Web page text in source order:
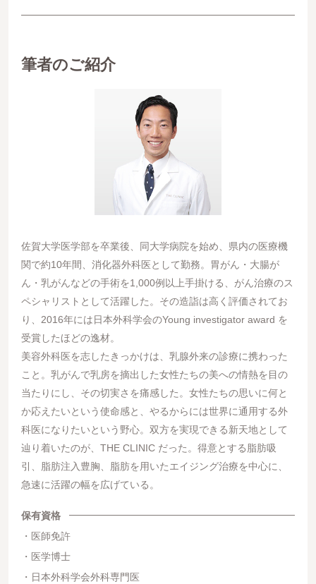
筆者のご紹介
佐賀大学医学部を卒業後、同大学病院を始め、県内の医療機
関で約10年間、消化器外科医として勤務。胃がん・大腸が
ん・乳がんなどの手術を1,000例以上手掛ける、がん治療のス
ペシャリストとして活躍した。その造詣は高く評価されてお
り、2016年には日本外科学会のYoung investigator award を
受賞したほどの逸材。
美容外科医を志したきっかけは、乳腺外来の診療に携わった
こと。乳がんで乳房を摘出した女性たちの美への情熱を目の
当たりにし、その切実さを痛感した。女性たちの思いに何と
か応えたいという使命感と、やるからには世界に通用する外
科医になりたいという野心。双方を実現できる新天地として
辿り着いたのが、THE CLINIC だった。得意とする脂肪吸
引、脂肪注入豊胸、脂肪を用いたエイジング治療を中心に、
急速に活躍の幅を広げている。
保有資格
医師免許
医学博士
日本外科学会外科専門医